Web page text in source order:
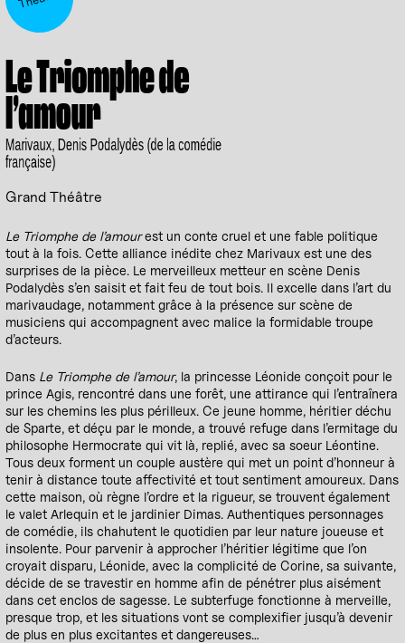
Le Triomphe de
l’amour
Marivaux, Denis Podalydès (de la comédie
française)
Grand Théâtre
Le Triomphe de l’amourest un conte cruel et une fable politique
tout à la fois. Cette alliance inédite chez Marivaux est une des
surprises de la pièce. Le merveilleux metteur en scène Denis
Podalydès s’en saisit et fait feu de tout bois. Il excelle dans l’art du
marivaudage, notamment grâce à la présence sur scène de
musiciens qui accompagnent avec malice la formidable troupe
d’acteurs.
Dans Le Triomphe de l’amour, la princesse Léonide conçoit pour le
prince Agis, rencontré dans une forêt, une attirance qui l’entraînera
sur les chemins les plus périlleux. Ce jeune homme, héritier déchu
de Sparte, et déçu par le monde, a trouvé refuge dans l’ermitage du
philosophe Hermocrate qui vit là, replié, avec sa soeur Léontine.
Tous deux forment un couple austère qui met un point d’honneur à
tenir à distance toute affectivité et tout sentiment amoureux. Dans
cette maison, où règne l’ordre et la rigueur, se trouvent également
le valet Arlequin et le jardinier Dimas. Authentiques personnages
de comédie, ils chahutent le quotidien par leur nature joueuse et
insolente. Pour parvenir à approcher l’héritier légitime que l’on
croyait disparu, Léonide, avec la complicité de Corine, sa suivante,
décide de se travestir en homme afin de pénétrer plus aisément
dans cet enclos de sagesse. Le subterfuge fonctionne à merveille,
presque trop, et les situations vont se complexifier jusqu’à devenir
de plus en plus excitantes et dangereuses…